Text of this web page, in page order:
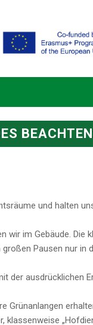
und halten
wir im Gebäude. Die
Pausen nur in
der ausdrücklichen
Grünanlangen